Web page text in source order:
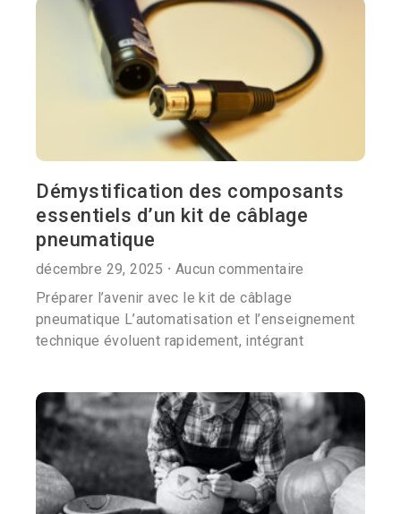
Démystification des composants
essentiels d’un kit de câblage
pneumatique
décembre 29, 2025
Aucun commentaire
Préparer l’avenir avec le kit de câblage
pneumatique L’automatisation et l’enseignement
technique évoluent rapidement, intégrant